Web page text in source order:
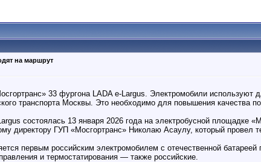
на маршрут
33 фургона LADA e-Largus. Электромобили используют
транспорта Москвы. Это необходимо для повышения качества
состоялась 13 января 2026 года на электробусной
директору ГУП «Мосгортранс» Николаю Асаулу, который провел
первым российским электромобилем с отечественной батареей
и термостатирования — также российские.